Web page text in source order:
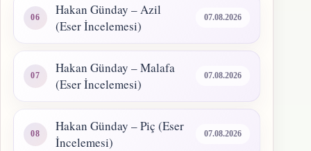
Hakan Günday – Azil
(Eser İncelemesi)
07.08.2026
Hakan Günday – Malafa
(Eser İncelemesi)
07.08.2026
Hakan Günday – Piç (Eser
İncelemesi)
07.08.2026